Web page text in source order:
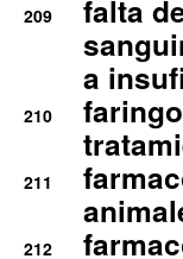
209
falta
a
210
211
212